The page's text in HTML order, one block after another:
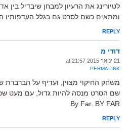
לטיורינג את הרעיון למבחן שיבדיל בין
ומתאים כשם לסרט גם בגלל העדפותיו
REPLY
דודי מ
21 ינואר 2015 at 21:57
PERMALINK
משחק החיקוי מצוין, ועדיף על
שם הסרט מנסה להיות גדול, עם מעט
By Far. BY FAR
REPLY